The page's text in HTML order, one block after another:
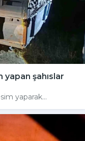
şahıslar
yaparak...